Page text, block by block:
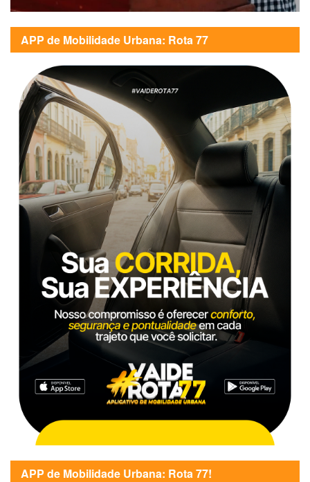
APP de Mobilidade Urbana: Rota 77
APP de Mobilidade Urbana: Rota 77!